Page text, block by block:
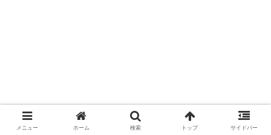
メニュー ホーム 検索 トップ サイドバー